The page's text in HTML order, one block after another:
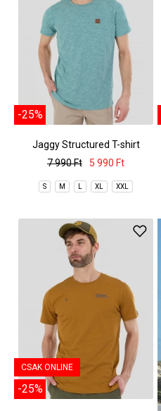
-25%
Jaggy Structured T-shirt
7 990 Ft
5 990 Ft
S M L XL XXL
CSAK ONLINE
-25%